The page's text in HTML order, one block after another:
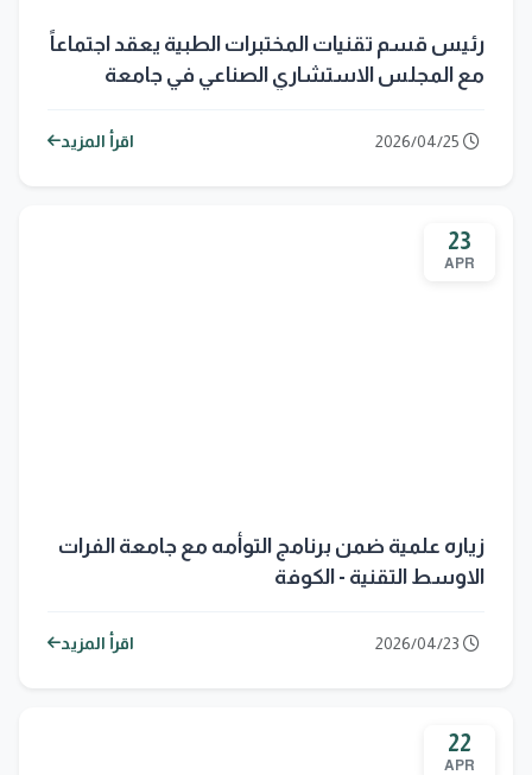
رئيس قسم تقنيات المختبرات الطبية يعقد اجتماعاً
مع المجلس الاستشاري الصناعي في جامعة
اقرأ المزيد
23
APR
زياره علمية ضمن برنامج التوأمه مع جامعة الفرات
الاوسط التقنية - الكوفة
اقرأ المزيد
22
APR